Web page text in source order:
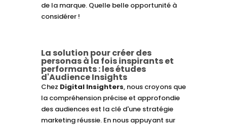
de la marque. Quelle belle opportunité à
considérer !
La solution pour créer des
personas à la fois inspirants et
performants : les études
d'Audience Insights
Chez Digital Insighters, nous croyons que
la compréhension précise et approfondie
des audiences est la clé d'une stratégie
marketing réussie. En nous appuyant sur